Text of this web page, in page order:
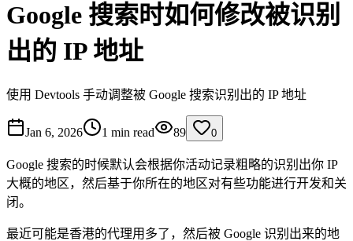
Google 搜索时如何修改被识别
出的 IP 地址
使用 Devtools 手动调整被 Google 搜索识别出的 IP 地址
Jan 6, 2026 1 min read 89 0
Google 搜索的时候默认会根据你活动记录粗略的识别出你 IP
大概的地区，然后基于你所在的地区对有些功能进行开发和关
闭。
最近可能是香港的代理用多了，然后被 Google 识别出来的地